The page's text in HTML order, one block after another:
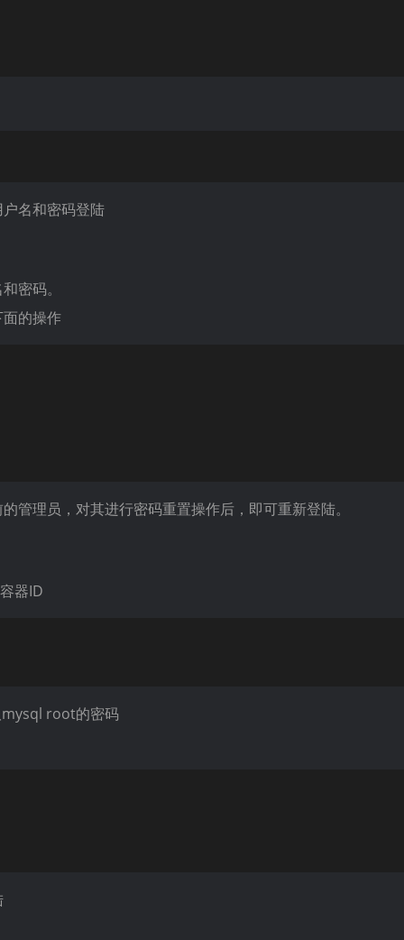
名和密码登陆
密码。
的操作
管理员，对其进行密码重置操作后，即可重新登陆。
器ID
root的密码